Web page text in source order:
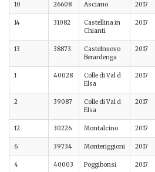
10 26608 Asciano 2017
14 31082
Castellina in
Chianti
2017
13 38873
Castelnuovo
Berardenga
2017
1 40028
Colle di Val d
Elsa
2017
2 39087
Colle di Val d
Elsa
2017
12 30226 Montalcino 2017
6 39734 Monteriggioni 2017
4 40003 Poggibonsi 2017